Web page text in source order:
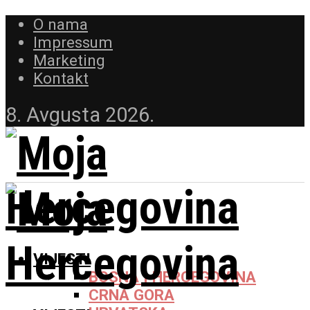
O nama
Impressum
Marketing
Kontakt
8. Avgusta 2026.
VIJESTI
BOSNA I HERCEGOVINA
CRNA GORA